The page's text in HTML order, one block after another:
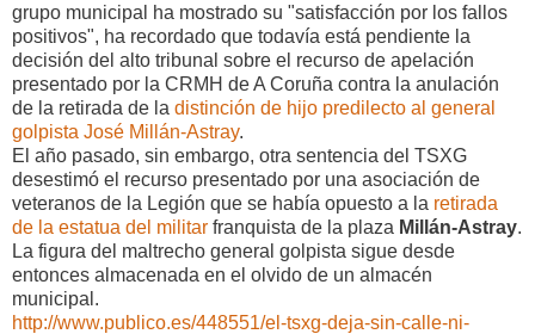
grupo municipal ha mostrado su "satisfacción por los fallos
positivos", ha recordado que todavía está pendiente la
decisión del alto tribunal sobre el recurso de apelación
presentado por la CRMH de A Coruña contra la anulación
de la retirada de la distinción de hijo predilecto al general
golpista José Millán-Astray.
El año pasado, sin embargo, otra sentencia del TSXG
desestimó el recurso presentado por una asociación de
veteranos de la Legión que se había opuesto a la retirada
de la estatua del militar franquista de la plaza Millán-Astray.
La figura del maltrecho general golpista sigue desde
entonces almacenada en el olvido de un almacén
municipal.
http://www.publico.es/448551/el-tsxg-deja-sin-calle-ni-